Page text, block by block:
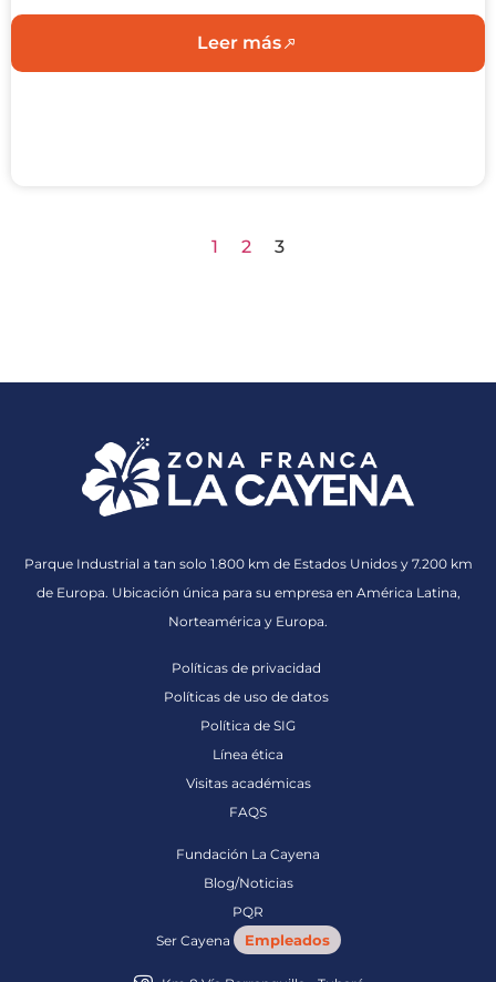
Leer más
1 2 3
Parque Industrial a tan solo 1.800 km de Estados Unidos y 7.200 km
de Europa. Ubicación única para su empresa en América Latina,
Norteamérica y Europa.
Políticas de privacidad
Políticas de uso de datos
Política de SIG
Línea ética
Visitas académicas
FAQS
Fundación La Cayena
Blog/Noticias
PQR
Ser Cayena
Empleados